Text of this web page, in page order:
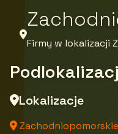
Firmy w lokalizacji
Lokalizacje
Zachodniopomorskie